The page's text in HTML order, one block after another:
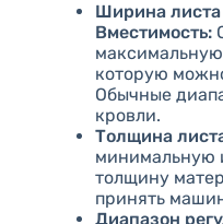
Ширина листа
Вместимость:
которую
Обычные
кровли.
Толщина
минимальную
толщину
принять
Диапазон